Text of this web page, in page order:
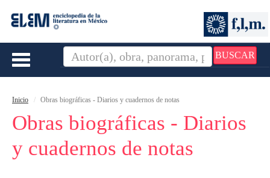
BUSCAR
Toggle
Inicio Obras biográficas - Diarios y cuadernos de notas
Obras biográficas - Diarios
y cuadernos de notas